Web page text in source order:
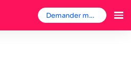
Demander mon badge